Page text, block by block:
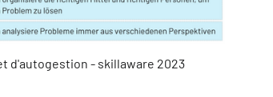
d'autogestion - skillaware 2023